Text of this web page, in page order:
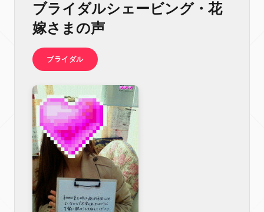
ブライダルシェービング・花
嫁さまの声
ブライダル